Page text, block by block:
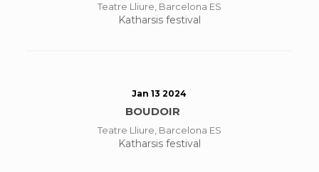
Teatre Lliure, Barcelona ES
Katharsis festival
Jan 13 2024
BOUDOIR
Teatre Lliure, Barcelona ES
Katharsis festival